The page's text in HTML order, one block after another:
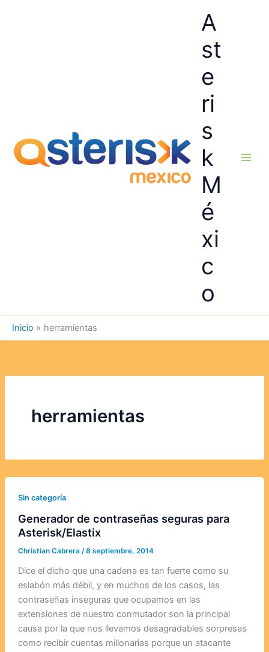
A
st
e
ri
s
k
M
é
xi
c
o
Inicio herramientas
herramientas
Sin categoría
Generador de contraseñas seguras para
Asterisk/Elastix
Christian Cabrera /8 septiembre, 2014
Dice el dicho que una cadena es tan fuerte como su
eslabón más débil, y en muchos de los casos, las
contraseñas inseguras que ocupamos en las
extensiones de nuestro conmutador son la principal
causa por la que nos llevamos desagradables sorpresas
como recibir cuentas millonarias porque un atacante